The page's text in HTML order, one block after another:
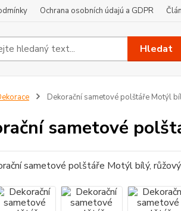
Ochrana osobních údajú a GDPR
Hledat
Dekorační sametové polštáře Motýl
sametové